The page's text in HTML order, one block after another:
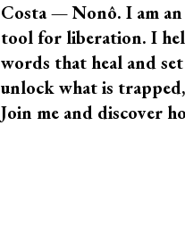
Costa — Nonô. I am
tool for liberation. I
words that heal and
unlock what is
Join me and discover